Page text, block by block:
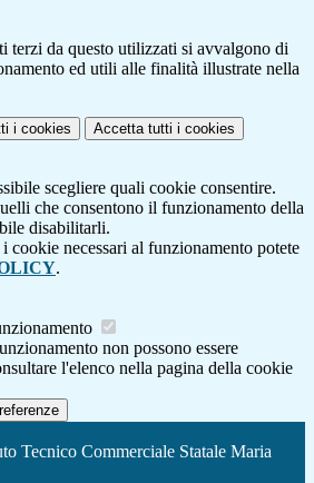
terzi da questo utilizzati si avvalgono di
ed utili alle finalità illustrate nella
i cookies Accetta tutti i cookies
scegliere quali cookie consentire.
che consentono il funzionamento della
disabilitarli.
cookie necessari al funzionamento potete
.
non possono essere
l'elenco nella pagina della cookie
Tecnico Commerciale Statale Maria